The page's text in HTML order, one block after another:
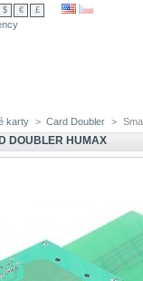
$ € £
karty > Card Doubler >
DOUBLER HUMAX